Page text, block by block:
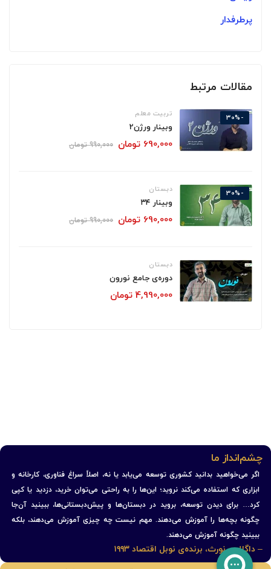
پرطرفدار
مقالات مرتبط
-30% تربیت معلم
وبینار ورژن2
690,000 تومان 990,000 تومان
-30% دبستان
وبینار ۳۴
690,000 تومان 990,000 تومان
دبستان
دوره‌ی جامع نورون
4,990,000 تومان
چشم‌انداز ما
اگر می‌خواهید بدانید کشوری توسعه می‌یابد یا نه، اصلاً سراغ فناوری، کارخانه و
ابزاری که استفاده می‌کند نروید؛ این‌ها را به راحتی می‌توان خرید، دزدید یا کپی
کرد… برای دیدن توسعه، بروید در دبستان‌ها و پیش‌دبستانی‌ها، ببینید آن‌جا
چگونه بچه‌ها را آموزش می‌دهند. مهم نیست چه چیزی آموزش می‌دهند، بلکه
ببینید چگونه آموزش می‌دهند.
– داگلاس نورث، برنده‌ی نوبل اقتصاد ۱۹۹۳